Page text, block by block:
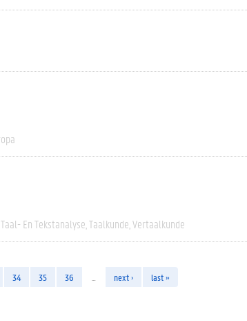
Taal- En Tekstanalyse Taalkunde Vertaalkunde
34 35 36 next › last »